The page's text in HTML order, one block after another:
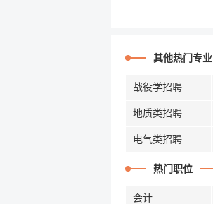
其他热门专业
战役学招聘
地质类招聘
电气类招聘
热门职位
会计